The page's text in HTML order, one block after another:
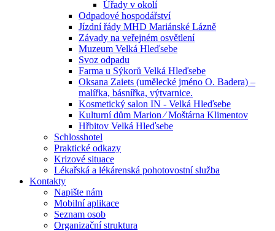
Úřady v okolí
Odpadové hospodářství
Jízdní řády MHD Mariánské Lázně
Závady na veřejném osvětlení
Muzeum Velká Hleďsebe
Svoz odpadu
Farma u Sýkorů Velká Hleďsebe
Oksana Zaiets (umělecké jméno O. Badera) –
malířka, básnířka, výtvarnice.
Kosmetický salon IN - Velká Hleďsebe
Kulturní dům Marion ⁄ Moštárna Klimentov
Hřbitov Velká Hleďsebe
Schlosshotel
Praktické odkazy
Krizové situace
Lékařská a lékárenská pohotovostní služba
Kontakty
Napište nám
Mobilní aplikace
Seznam osob
Organizační struktura